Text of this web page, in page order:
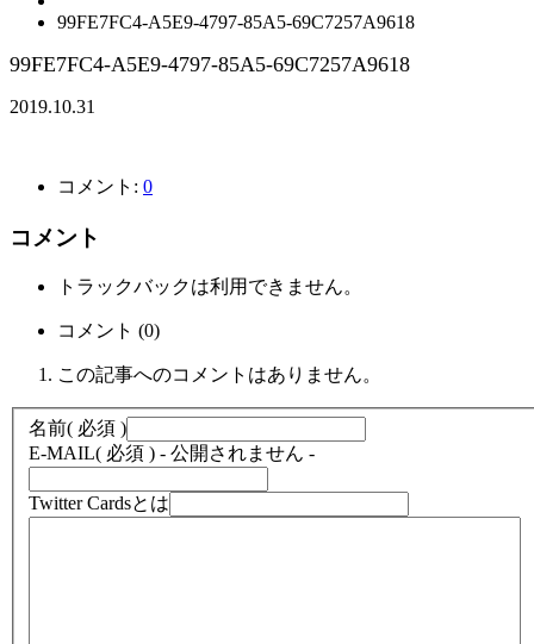
99FE7FC4-A5E9-4797-85A5-69C7257A9618
99FE7FC4-A5E9-4797-85A5-69C7257A9618
2019.10.31
コメント: 0
コメント
トラックバックは利用できません。
コメント (0)
この記事へのコメントはありません。
名前( 必須 )
E-MAIL( 必須 ) - 公開されません -
Twitter Cardsとは